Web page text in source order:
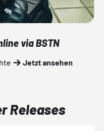
via BSTN
Jetzt ansehen
Releases